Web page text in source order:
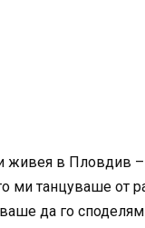
в Пловдив –
ми танцуваше от
да го